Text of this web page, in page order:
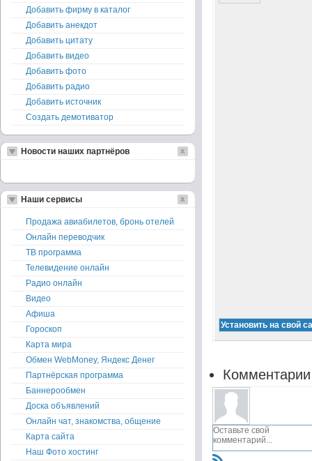
Добавить фирму в каталог
Добавить анекдот
Добавить цитату
Добавить видео
Добавить фото
Добавить радио
Добавить источник
Создать демотиватор
Новости наших партнёров
Наши сервисы
Продажа авиабилетов, бронь отелей
Онлайн переводчик
ТВ программа
Телевидение онлайн
Радио онлайн
Видео
Афиша
Гороскоп
Карта мира
Обмен WebMoney, Яндекс Денег
Партнёрская программа
Баннерообмен
Доска объявлений
Онлайн чат, знакомства, общение
Карта сайта
Наш Фото хостинг